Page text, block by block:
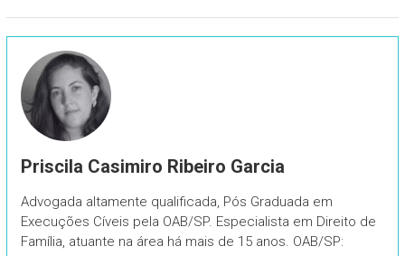
Priscila Casimiro Ribeiro Garcia
Advogada altamente qualificada, Pós Graduada em
Execuções Cíveis pela OAB/SP. Especialista em Direito de
Família, atuante na área há mais de 15 anos. OAB/SP: